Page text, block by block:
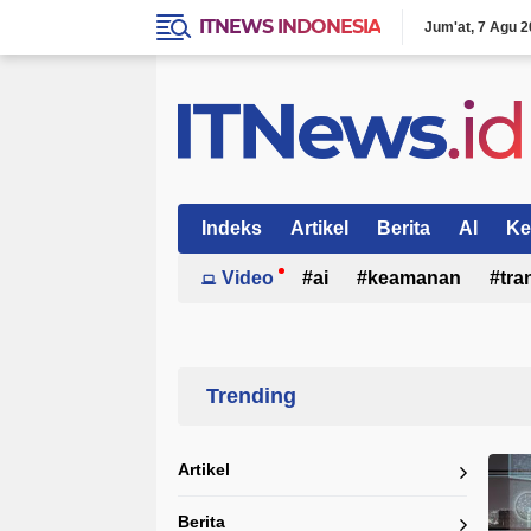
ITNEWS INDONESIA Jum'at 7 Agu
Indeks Artikel Berita AI
Video ai keamanan
Artikel
Berita